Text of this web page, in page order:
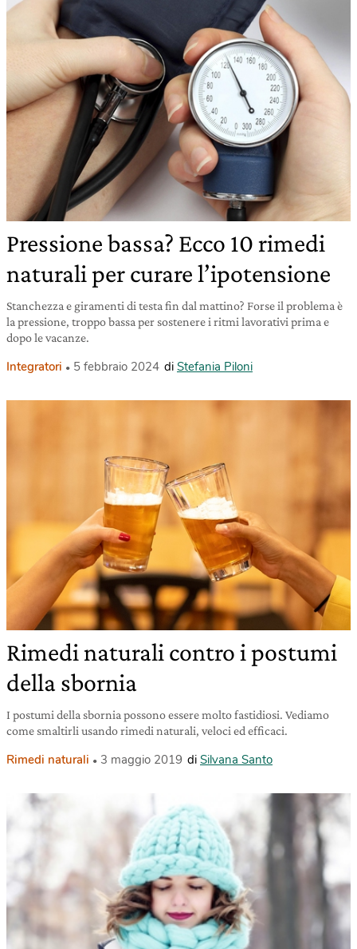
Pressione bassa? Ecco 10 rimedi
naturali per curare l’ipotensione
Stanchezza e giramenti di testa fin dal mattino? Forse il problema è
la pressione, troppo bassa per sostenere i ritmi lavorativi prima e
dopo le vacanze.
Integratori 5 febbraio 2024 di Stefania Piloni
Rimedi naturali contro i postumi
della sbornia
I postumi della sbornia possono essere molto fastidiosi. Vediamo
come smaltirli usando rimedi naturali, veloci ed efficaci.
Rimedi naturali 3 maggio 2019 di Silvana Santo